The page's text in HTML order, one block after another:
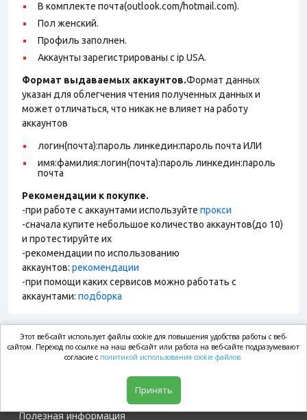
В комплекте почта(outlook.com/hotmail.com).
Пол женский.
Профиль заполнен.
Аккаунты зарегистрированы с ip USA.
Формат выдаваемых аккаунтов.Формат данных
указан для облегчения чтения полученных данных и
может отличаться, что никак не влияет на работу
аккаунтов
логин(почта):пароль линкедин:пароль почта ИЛИ
имя:фамилия:логин(почта):пароль линкедин:пароль
почта
Рекомендации к покупке.
-при работе с аккаунтами используйте прокси
-сначала купите небольшое количество аккаунтов(до 10)
и протестируйте их
-рекомендации по использованию
аккаунтов: рекомендации
-при помощи каких сервисов можно работать с
аккаунтами: подборка
market.com
Полезная информация
Этот веб-сайт использует файлы cookie для повышения удобства работы с веб-
сайтом. Переход по ссылке на наш веб-сайт или работа на веб-сайте подразумевают
согласие с политикой использования cookie файлов.
Принять